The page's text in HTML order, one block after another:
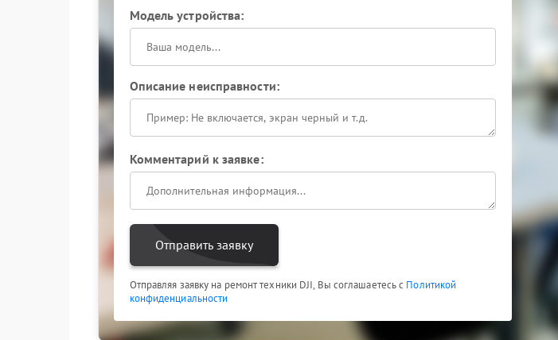
Модель устройства:
Описание неисправности:
Комментарий к заявке:
Отправить заявку
Отправляя заявку на ремонт техники DJI, Вы соглашаетесь с Политикой
конфиденциальности